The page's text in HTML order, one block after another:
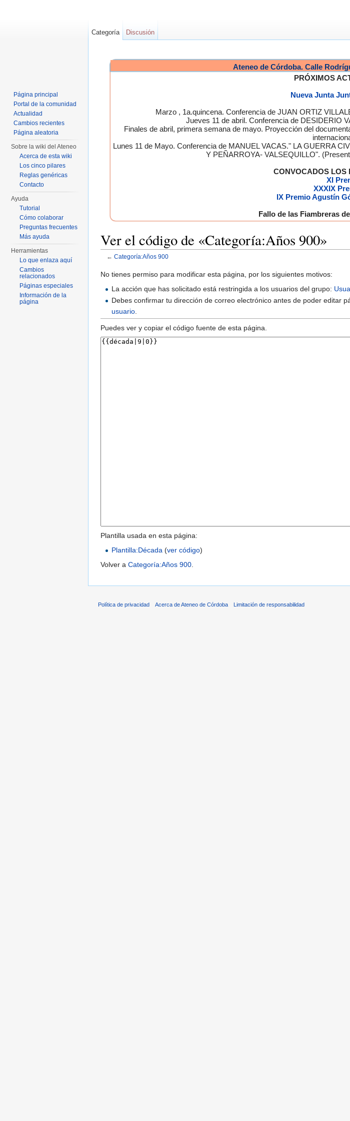
Ateneo de Córdoba. Calle
PRÓXIMOS
Nueva Junta
Marzo , 1a.quincena. Conferencia de JUAN ORTIZ
Jueves 11 de abril. Conferencia de DESIDERIO
Finales de abril, primera semana de mayo. Proyección del
Lunes 11 de Mayo. Conferencia de MANUEL VACAS." LA GUERRA
Y PEÑARROYA- VALSEQUILLO".
CONVOCADOS LOS
XI
XXXIX
IX Premio Agustín
Fallo de las Fiambreras
Ver el código de «Categoría:Años 900»
← Categoría:Años 900
No tienes permiso para modificar esta página, por los siguientes motivos:
La acción que has solicitado está restringida a los usuarios del grupo:
Debes confirmar tu dirección de correo electrónico antes de poder editar
usuario
Puedes ver y copiar el código fuente de esta página.
Plantilla usada en esta página:
Plantilla:Década (ver código)
Volver a Categoría:Años 900.
Categoría Discusión
Página principal
Portal de la comunidad
Actualidad
Cambios recientes
Página aleatoria
Sobre la wiki del Ateneo
Acerca de esta wiki
Los cinco pilares
Reglas genéricas
Contacto
Ayuda
Tutorial
Cómo colaborar
Preguntas frecuentes
Más ayuda
Herramientas
Lo que enlaza aquí
Cambios
relacionados
Páginas especiales
Información de la
página
Política de privacidad Acerca de Ateneo de Córdoba Limitación de responsabilidad